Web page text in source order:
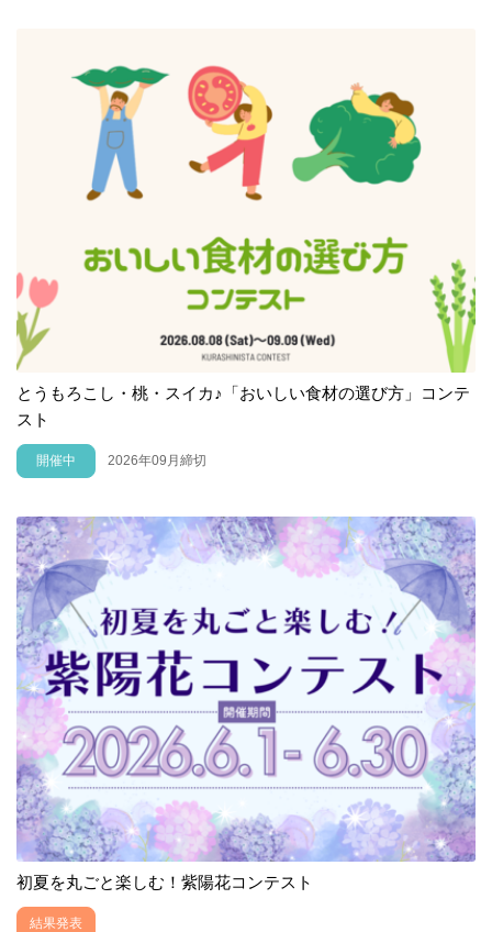
とうもろこし・桃・スイカ♪「おいしい食材の選び方」コンテ
スト
開催中 2026年09月締切
初夏を丸ごと楽しむ！紫陽花コンテスト
結果発表